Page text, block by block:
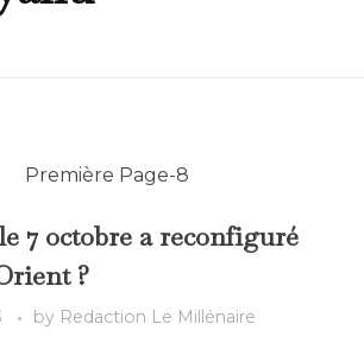
7 octobre a reconfiguré
?
by Redaction Le Millénaire